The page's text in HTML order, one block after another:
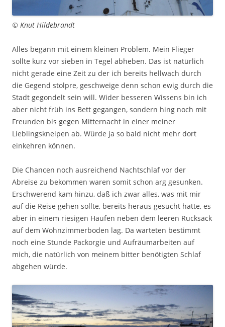
© Knut Hildebrandt
Alles begann mit einem kleinen Problem. Mein Flieger
sollte kurz vor sieben in Tegel abheben. Das ist natürlich
nicht gerade eine Zeit zu der ich bereits hellwach durch
die Gegend stolpre, geschweige denn schon ewig durch die
Stadt gegondelt sein will. Wider besseren Wissens bin ich
aber nicht früh ins Bett gegangen, sondern hing noch mit
Freunden bis gegen Mitternacht in einer meiner
Lieblingskneipen ab. Würde ja so bald nicht mehr dort
einkehren können.
Die Chancen noch ausreichend Nachtschlaf vor der
Abreise zu bekommen waren somit schon arg gesunken.
Erschwerend kam hinzu, daß ich zwar alles, was mit mir
auf die Reise gehen sollte, be­reits heraus gesucht hatte, es
aber in einem riesigen Haufen neben dem leeren Rucksack
auf dem Wohnzimmerboden lag. Da warteten bestimmt
noch eine Stunde Packorgie und Aufräumarbeiten auf
mich, die natürlich von meinem bitter benötigten Schlaf
abgehen würde.